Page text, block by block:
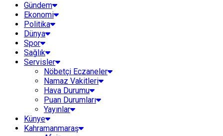
Gündem
Ekonomi
Politika
Dünya
Spor
Sağlık
Servisler
Nöbetçi Eczaneler
Namaz Vakitleri
Hava Durumu
Puan Durumları
Yayınlar
Künye
Kahramanmaraş